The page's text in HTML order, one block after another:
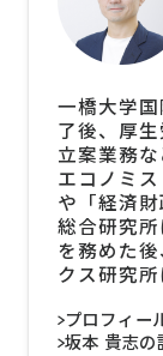
一橋大学
了後、厚
立案業務
エコノミ
や「経済
総合研究
を務めた
クス研究所
プロフィー
坂本 貴志の